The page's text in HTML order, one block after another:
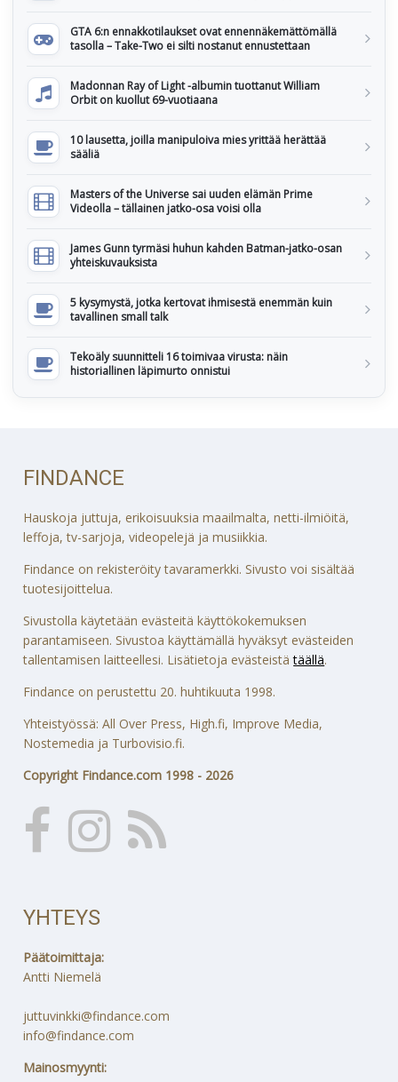
GTA 6:n ennakkotilaukset ovat ennennäkemättömällä
tasolla – Take-Two ei silti nostanut ennustettaan
Madonnan Ray of Light -albumin tuottanut William
Orbit on kuollut 69-vuotiaana
10 lausetta, joilla manipuloiva mies yrittää herättää
sääliä
Masters of the Universe sai uuden elämän Prime
Videolla – tällainen jatko-osa voisi olla
James Gunn tyrmäsi huhun kahden Batman-jatko-osan
yhteiskuvauksista
5 kysymystä, jotka kertovat ihmisestä enemmän kuin
tavallinen small talk
Tekoäly suunnitteli 16 toimivaa virusta: näin
historiallinen läpimurto onnistui
FINDANCE
Hauskoja juttuja, erikoisuuksia maailmalta, netti-ilmiöitä,
leffoja, tv-sarjoja, videopelejä ja musiikkia.
Findance on rekisteröity tavaramerkki. Sivusto voi sisältää
tuotesijoittelua.
Sivustolla käytetään evästeitä käyttökokemuksen
parantamiseen. Sivustoa käyttämällä hyväksyt evästeiden
tallentamisen laitteellesi. Lisätietoja evästeistätäällä.
Findance on perustettu 20. huhtikuuta 1998.
Yhteistyössä: All Over Press, High.fi, Improve Media,
Nostemedia ja Turbovisio.fi.
Copyright Findance.com 1998 - 2026
YHTEYS
Päätoimittaja:
Antti Niemelä
juttuvinkki@findance.com
info@findance.com
Mainosmyynti: